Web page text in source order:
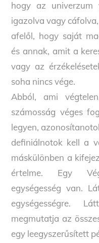
hogy az univerzum
igazolva vagy
afelől, hogy saját
és annak, amit a
vagy az
soha nincs vége.
Abból, ami
számosság véges
legyen,
definiálnotok kell a
máskülönben a
értelme. Egy
egységesség van.
egységességre.
megmutatja az
egy leegyszerűsített